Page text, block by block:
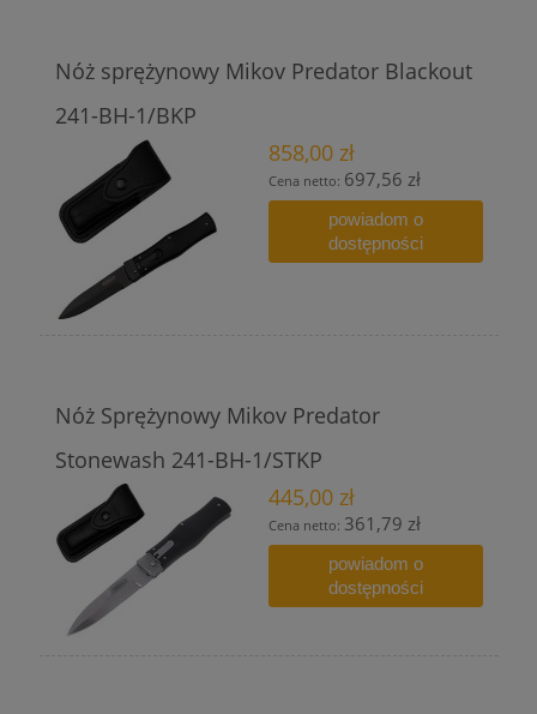
Nóż sprężynowy Mikov Predator Blackout
241-BH-1/BKP
858,00 zł
Cena netto: 697,56 zł
powiadom o
dostępności
Nóż Sprężynowy Mikov Predator
Stonewash 241-BH-1/STKP
445,00 zł
Cena netto: 361,79 zł
powiadom o
dostępności